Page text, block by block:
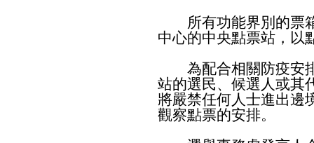
所有功能界別的票箱
中心的中央點票站，以
為配合相關防疫安排
站的選民、候選人或其
將嚴禁任何人士進出邊
觀察點票的安排。